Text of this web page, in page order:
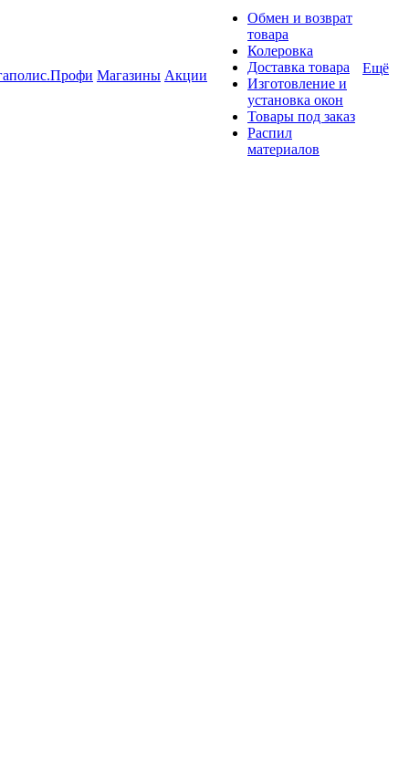
Магазины Акции
Обмен и возврат
товара
Колеровка
Доставка товара
Изготовление и
установка окон
Товары под заказ
Распил
материалов
Ещё